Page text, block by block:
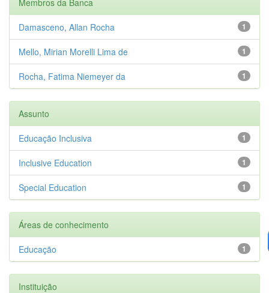
1
Damasceno, Allan Rocha
1
Mello, Mirian Morelli Lima de
1
Rocha, Fatima Niemeyer da
Assunto
1
Educação Inclusiva
1
Inclusive Education
1
Special Education
Áreas de conhecimento
1
Educação
Instituição